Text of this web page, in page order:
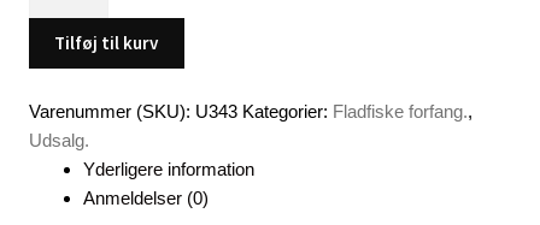
hook
rig.
Tilføj til kurv
Varenummer (SKU): U343 Kategorier: Fladfiske forfang.,
Udsalg.
Yderligere information
Anmeldelser (0)